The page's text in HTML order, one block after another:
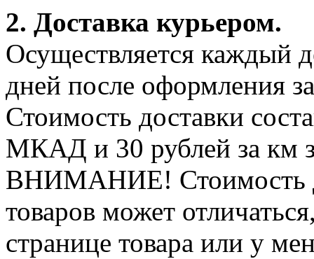
2. Доставка курьером.
Осуществляется каждый
дней после оформления
Стоимость доставки
МКАД и 30 рублей за км
ВНИМАНИЕ! Стоимость
товаров может
странице товара или у